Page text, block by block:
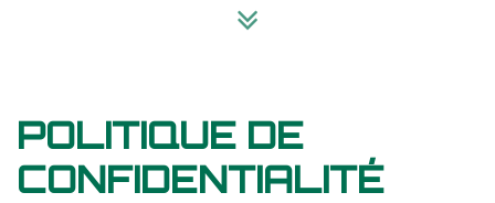
POLITIQUE DE
CONFIDENTIALITÉ